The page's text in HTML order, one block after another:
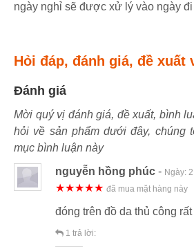
ngày nghỉ sẽ được xử lý vào ngày đi
Hỏi đáp, đánh giá, đề xuất
Đánh giá
Mời quý vị đánh giá, đề xuất, bình
hỏi về sản phẩm dưới đây, chúng
mục bình luận này
nguyễn hồng phúc - Ngày:
★★★★★ đã mua mặt hàng này
đóng trên đồ da thủ công
1 trả lời: